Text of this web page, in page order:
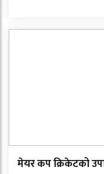
मेयर कप क्रिकेटको